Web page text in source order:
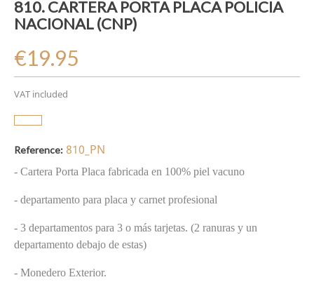
810. CARTERA PORTA PLACA POLICIA
NACIONAL (CNP)
€19.95
VAT included
Reference: 810_PN
- Cartera Porta Placa fabricada en 100% piel vacuno
- departamento para placa y carnet profesional
- 3 departamentos para 3 o más tarjetas. (2 ranuras y un
departamento debajo de estas)
- Monedero Exterior.